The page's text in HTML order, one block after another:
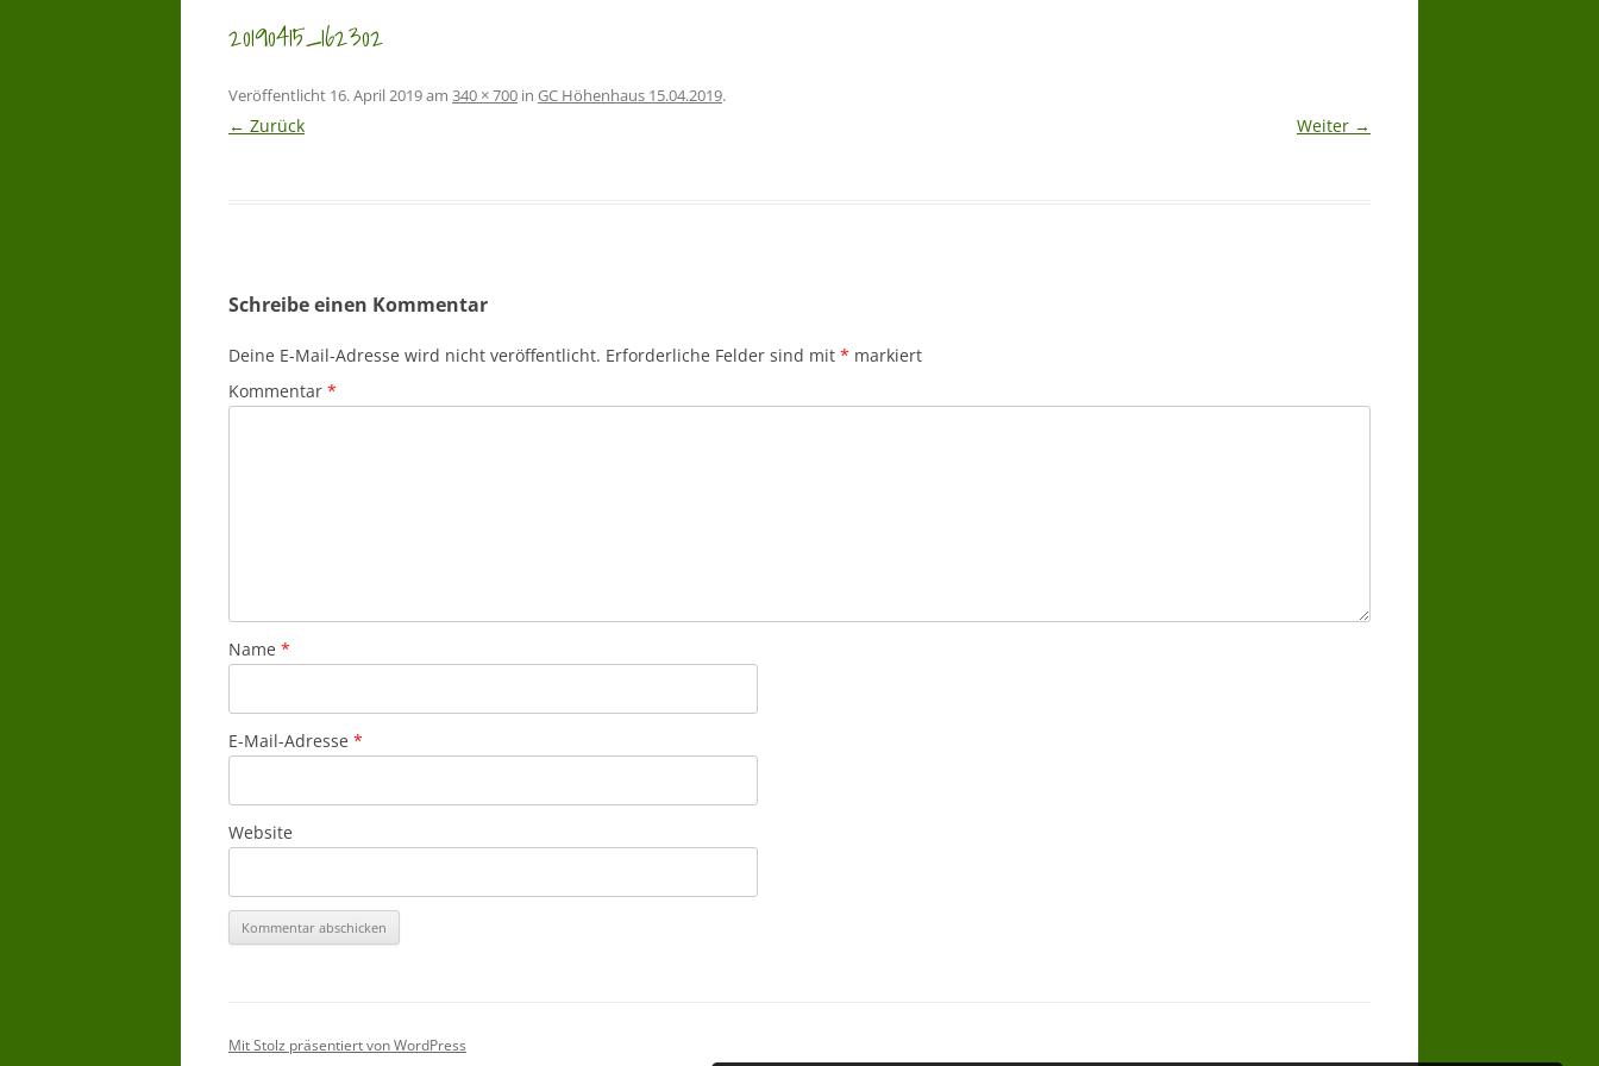
20190415_162302
Veröffentlicht 16. April 2019am 340 × 700 in GC Höhenhaus 15.04.2019.
← Zurück Weiter →
Schreibe einen Kommentar
Deine E-Mail-Adresse wird nicht veröffentlicht. Erforderliche Felder sind mit * markiert
Kommentar *
Name *
E-Mail-Adresse *
Website
Mit Stolz präsentiert von WordPress